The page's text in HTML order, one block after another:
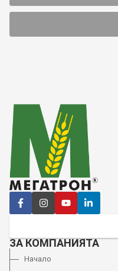
ЗА КОМПАНИЯТА
Начало